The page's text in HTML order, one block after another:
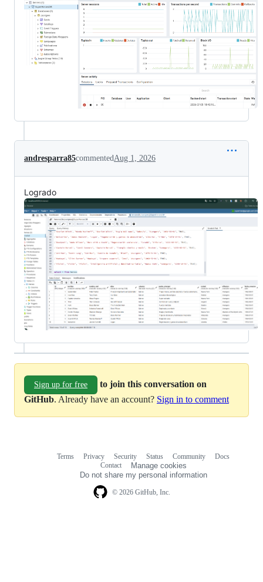
andresparra85commentedAug 1, 2026
Logrado
Sign up for free
to join this conversation on
GitHub. Already have an account? Sign in to comment
© 2026 GitHub, Inc.
Terms Privacy Security Status Community
Docs
Contact
Manage cookies
Do not share my personal information